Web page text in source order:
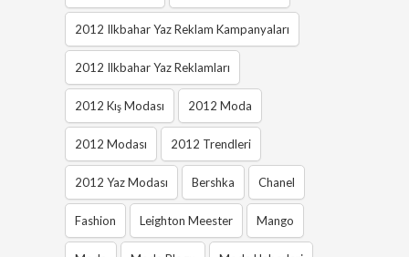
2012 Ilkbahar Yaz Reklam Kampanyaları
2012 Ilkbahar Yaz Reklamları
2012 Kış Modası 2012 Moda
2012 Modası 2012 Trendleri
2012 Yaz Modası Bershka Chanel
Fashion Leighton Meester Mango